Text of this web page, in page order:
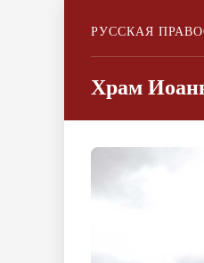
РУССКАЯ
Храм